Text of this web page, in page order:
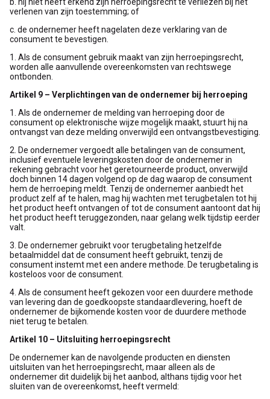
verlenen van zijn toestemming; of
c. de ondernemer heeft nagelaten deze verklaring van de
consument te bevestigen.
1. Als de consument gebruik maakt van zijn herroepingsrecht,
worden alle aanvullende overeenkomsten van rechtswege
ontbonden.
Artikel 9 – Verplichtingen van de ondernemer bij herroeping
1. Als de ondernemer de melding van herroeping door de
consument op elektronische wijze mogelijk maakt, stuurt hij na
ontvangst van deze melding onverwijld een ontvangstbevestiging.
2. De ondernemer vergoedt alle betalingen van de consument,
inclusief eventuele leveringskosten door de ondernemer in
rekening gebracht voor het geretourneerde product, onverwijld
doch binnen 14 dagen volgend op de dag waarop de consument
hem de herroeping meldt. Tenzij de ondernemer aanbiedt het
product zelf af te halen, mag hij wachten met terugbetalen tot hij
het product heeft ontvangen of tot de consument aantoont dat hij
het product heeft teruggezonden, naar gelang welk tijdstip eerder
valt.
3. De ondernemer gebruikt voor terugbetaling hetzelfde
betaalmiddel dat de consument heeft gebruikt, tenzij de
consument instemt met een andere methode. De terugbetaling is
kosteloos voor de consument.
4. Als de consument heeft gekozen voor een duurdere methode
van levering dan de goedkoopste standaardlevering, hoeft de
ondernemer de bijkomende kosten voor de duurdere methode
niet terug te betalen.
Artikel 10 – Uitsluiting herroepingsrecht
De ondernemer kan de navolgende producten en diensten
uitsluiten van het herroepingsrecht, maar alleen als de
ondernemer dit duidelijk bij het aanbod, althans tijdig voor het
sluiten van de overeenkomst, heeft vermeld: